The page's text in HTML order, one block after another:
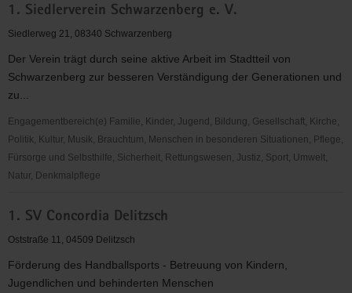
Schildau
Selbsthilfegruppe
für
und
Medikamentengefährdete
Hoyerswerda
e.V.
1. Siedlerverein Schwarzenberg e. V.
Siedlerweg 21, 08340 Schwarzenberg
Der Verein trägt durch seine aktive Arbeit im Stadtteil von
Schwarzenberg zur besseren Verständigung der Generationen und
zu...
Engagementbereich(e) Familie, Kinder, Jugend, Bildung, Gesellschaft, Kirche,
Politik, Kultur, Musik, Brauchtum, Menschen in besonderen Situationen, Pflege,
Fürsorge und Selbsthilfe, Sicherheit, Rettungswesen, Justiz, Sport, Umwelt,
Natur, Denkmalpflege
Siedlerverein
Schwarzenberg
V.
1. SV Concordia Delitzsch
Oststraße 11, 04509 Delitzsch
Förderung des Handballsports - Betreuung von Kindern,
Jugendlichen und behinderten Menschen